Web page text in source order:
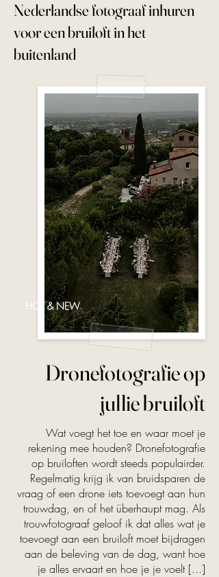
Nederlandse fotograaf inhuren
voor een bruiloft in het
buitenland
HOT & NEW
Dronefotografie op
jullie bruiloft
Wat voegt het toe en waar moet je
rekening mee houden? Dronefotografie
op bruiloften wordt steeds populairder.
Regelmatig krijg ik van bruidsparen de
vraag of een drone iets toevoegt aan hun
trouwdag, en of het überhaupt mag. Als
trouwfotograaf geloof ik dat alles wat je
toevoegt aan een bruiloft moet bijdragen
aan de beleving van de dag, want hoe
je alles ervaart en hoe je je voelt [...]